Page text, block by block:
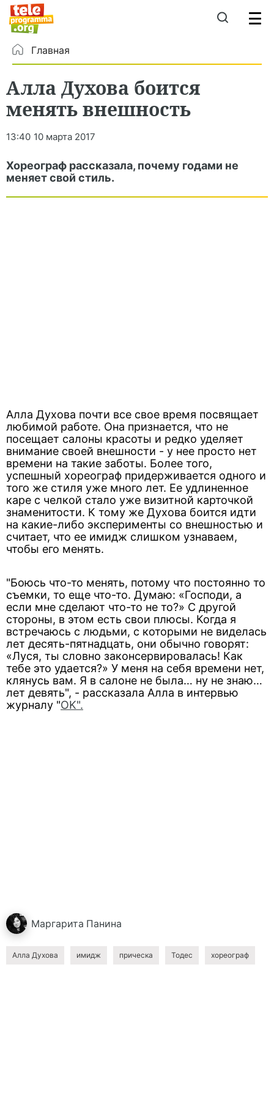
Главная
Алла Духова боится
менять внешность
13:40 10 марта 2017
Хореограф рассказала, почему годами не
меняет свой стиль.
Алла Духова почти все свое время посвящает
любимой работе. Она признается, что не
посещает салоны красоты и редко уделяет
внимание своей внешности - у нее просто нет
времени на такие заботы. Более того,
успешный хореограф придерживается одного и
того же стиля уже много лет. Ее удлиненное
каре с челкой стало уже визитной карточкой
знаменитости. К тому же Духова боится идти
на какие-либо эксперименты со внешностью и
считает, что ее имидж слишком узнаваем,
чтобы его менять.
"Боюсь что-то менять, потому что постоянно то
съемки, то еще что-то. Думаю: «Господи, а
если мне сделают что-то не то?» С другой
стороны, в этом есть свои плюсы. Когда я
встречаюсь с людьми, с которыми не виделась
лет десять-пятнадцать, они обычно говорят:
«Луся, ты словно законсервировалась! Как
тебе это удается?» У меня на себя времени нет,
клянусь вам. Я в салоне не была… ну не знаю…
лет девять", - рассказала Алла в интервью
журналу "OK".
Маргарита Панина
Алла Духова имидж прическа Тодес хореограф